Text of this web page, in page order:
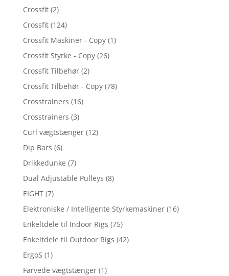
Crossfit (2)
Crossfit (124)
Crossfit Maskiner - Copy (1)
Crossfit Styrke - Copy (26)
Crossfit Tilbehør (2)
Crossfit Tilbehør - Copy (78)
Crosstrainers (16)
Crosstrainers (3)
Curl vægtstænger (12)
Dip Bars (6)
Drikkedunke (7)
Dual Adjustable Pulleys (8)
EIGHT (7)
Elektroniske / Intelligente Styrkemaskiner (16)
Enkeltdele til Indoor Rigs (75)
Enkeltdele til Outdoor Rigs (42)
ErgoS (1)
Farvede vægtstænger (1)